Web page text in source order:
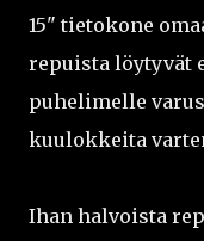
15" tietokone
repuista löytyvät
puhelimelle
kuulokkeita
Ihan halvoista